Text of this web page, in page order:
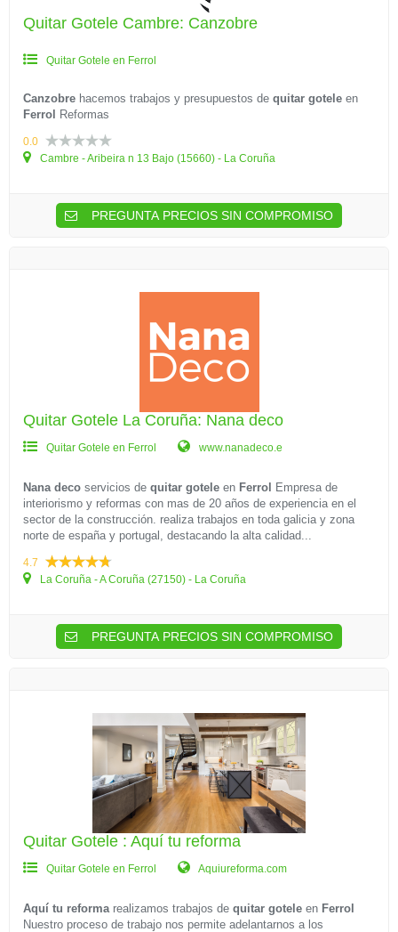
Quitar Gotele Cambre: Canzobre
Quitar Gotele en Ferrol
Canzobre hacemos trabajos y presupuestos de quitar gotele en
Ferrol
Reformas
0.0
Cambre - Aribeira n 13 Bajo (15660) - La Coruña
PREGUNTA PRECIOS SIN COMPROMISO
Quitar Gotele La Coruña: Nana deco
Quitar Gotele en Ferrol www.nanadeco.e
Nana deco servicios de quitar gotele en Ferrol
Empresa de
interiorismo y reformas con mas de 20 años de experiencia en el
sector de la construcción. realiza trabajos en toda galicia y zona
norte de españa y portugal, destacando la alta calidad...
4.7
La Coruña - A Coruña (27150) - La Coruña
PREGUNTA PRECIOS SIN COMPROMISO
Quitar Gotele : Aquí tu reforma
Quitar Gotele en Ferrol Aquiureforma.com
Aquí tu reformarealizamos trabajos de quitar gotele en Ferrol
Nuestro proceso de trabajo nos permite adelantarnos a los